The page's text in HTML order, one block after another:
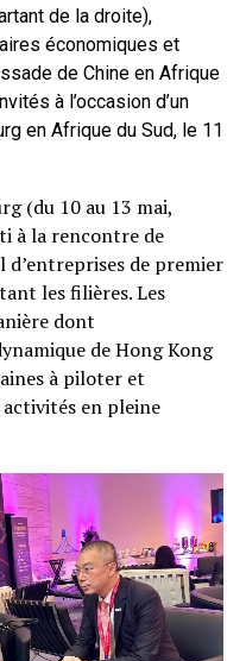
de la droite),
économiques et
de Chine en Afrique
à l’occasion d’un
en Afrique du Sud, le 11
(du 10 au 13 mai,
à la rencontre de
de premier
les filières. Les
dont
de Hong Kong
à piloter et
en pleine